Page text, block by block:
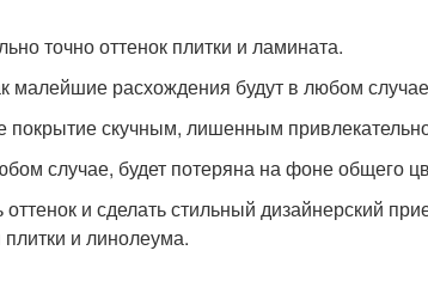
точно оттенок плитки и ламината.
малейшие расхождения будут в любом
скучным, лишенным
случае, будет потеряна на фоне общего
и сделать стильный дизайнерский
плитки и линолеума.